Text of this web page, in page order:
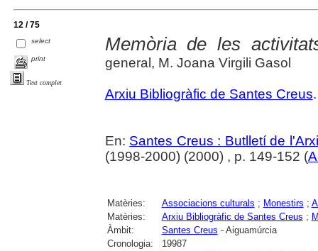
12 / 75
select
print
Text complet
Memòria de les
general, M. Joana Virgili Gasol
Arxiu Bibliogràfic de Santes Creus.
En: Santes Creus : Butlletí de
(1998-2000) (2000) , p. 149-152 (
Matèries: Associacions culturals ; Monestirs ;
Matèries:
Arxiu Bibliogràfic de Santes Creus ;
Àmbit:
Santes Creus - Aiguamúrcia
Cronologia:
19987